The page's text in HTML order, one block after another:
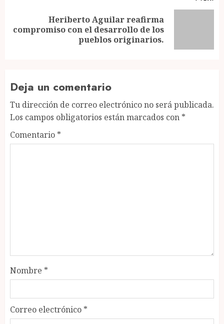
Next
Heriberto Aguilar reafirma
compromiso con el desarrollo de los
pueblos originarios.
Deja un comentario
Tu dirección de correo electrónico no será publicada.
Los campos obligatorios están marcados con *
Comentario *
Nombre *
Correo electrónico *